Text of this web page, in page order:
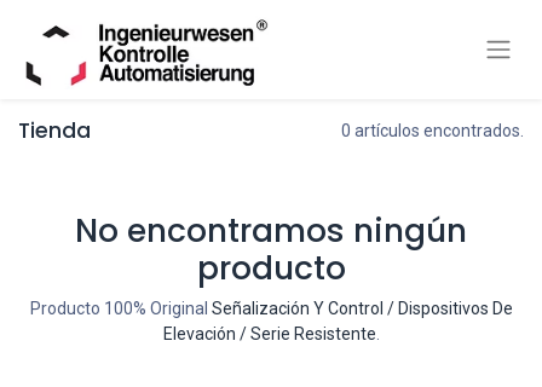
Tienda 0 artículos encontrados.
No encontramos ningún
producto
Producto 100% Original Señalización Y Control / Dispositivos De
Elevación / Serie Resistente